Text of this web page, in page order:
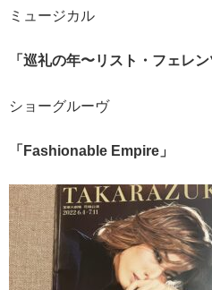
ミュージカル
「巡礼の年〜リスト・フェレ
ショーグルーヴ
「Fashionable Empire」